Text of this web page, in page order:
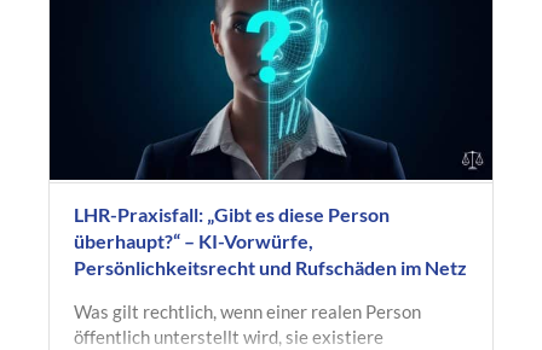
LHR-Praxisfall: „Gibt es diese Person
überhaupt?“ – KI-Vorwürfe,
Persönlichkeitsrecht und Rufschäden im Netz
Was gilt rechtlich, wenn einer realen Person
öffentlich unterstellt wird, sie existiere